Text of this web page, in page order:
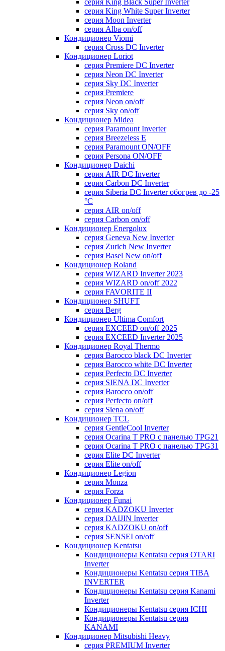
серия King Black Super Inverter
серия King White Super Inverter
серия Moon Inverter
серия Alba on/off
Кондиционер Viomi
серия Cross DC Inverter
Кондиционер Loriot
серия Premiere DC Inverter
серия Neon DC Inverter
серия Sky DC Inverter
серия Premiere
серия Neon on/off
серия Sky on/off
Кондиционер Midea
серия Paramount Inverter
серия Breezeless E
серия Paramount ON/OFF
серия Persona ON/OFF
Кондиционер Daichi
серия AIR DC Inverter
серия Carbon DC Inverter
серия Siberia DC Inverter обогрев до -25
°С
серия AIR on/off
серия Carbon on/off
Кондиционер Energolux
серия Geneva New Inverter
серия Zurich New Inverter
серия Basel New on/off
Кондиционер Roland
серия WIZARD Inverter 2023
серия WIZARD on/off 2022
серия FAVORITE II
Кондиционер SHUFT
серия Berg
Кондиционер Ultima Comfort
серия EXCEED on/off 2025
серия EXCEED Inverter 2025
Кондиционер Royal Thermo
серия Barocco black DC Inverter
серия Barocco white DC Inverter
серия Perfecto DC Inverter
серия SIENA DC Inverter
серия Barocco on/off
серия Perfecto on/off
серия Siena on/off
Кондиционер TCL
серия GentleCool Inverter
серия Ocarina T PRO c панелью TPG21
серия Ocarina T PRO c панелью TPG31
серия Elite DC Inverter
серия Elite on/off
Кондиционер Legion
серия Monza
серия Forza
Кондиционер Funai
серия KADZOKU Inverter
серия DAIJIN Inverter
серия KADZOKU on/off
серия SENSEI on/off
Кондиционер Kentatsu
Кондиционеры Kentatsu серия OTARI
Inverter
Кондиционеры Kentatsu серия TIBA
INVERTER
Кондиционеры Kentatsu серия Kanami
Inverter
Кондиционеры Kentatsu серия ICHI
Кондиционеры Kentatsu серия
KANAMI
Кондиционер Mitsubishi Heavy
серия PREMIUM Inverter